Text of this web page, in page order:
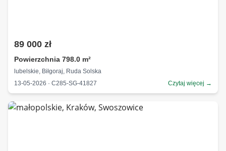
89 000 zł
Powierzchnia 798.0 m²
lubelskie, Biłgoraj, Ruda Solska
13-05-2026 · C285-SG-41827
Czytaj więcej →